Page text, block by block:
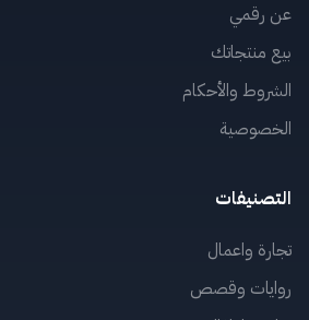
عن رقمي
بيع منتجاتك
الشروط والأحكام
الخصوصية
التصنيفات
تجارة واعمال
روايات وقصص